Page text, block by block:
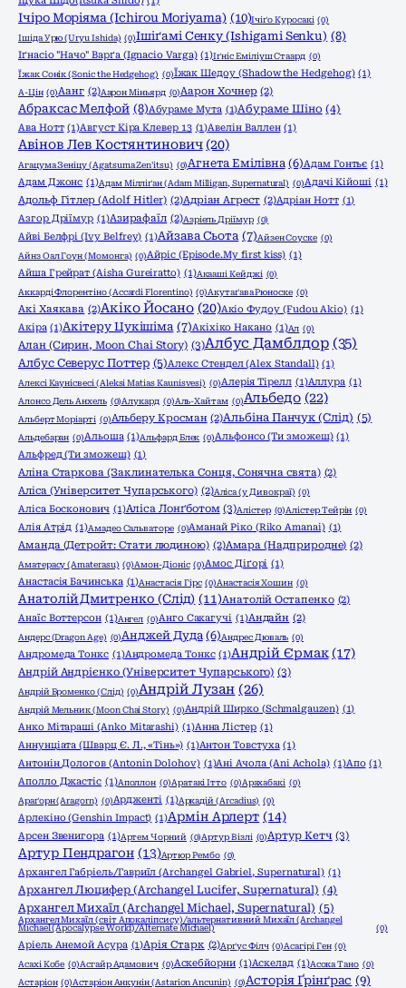
Ічіро Моріяма (Ichirou Moriyama) (10)Ічіґо Куросакі (0)
Ішіда Урю (Uryu Ishida) (0)Ішіґамі Сенку (Ishigami Senku) (8)
Іґнасіо "Начо" Варґа (Ignacio Varga) (1)Іґніс Еміліуш Стаард (0)
Їжак Сонік (Sonic the Hedgehog) (0)Їжак Шедоу (Shadow the Hedgehog) (1)
А-Цін (0)Аанг (2)Аарон Міньярд (0)Аарон Хочнер (2)
Абраксас Мелфой (8)Абураме Мута (1)Абураме Шіно (4)
Ава Нотт (1)Август Кіра Клевер 13 (1)Авелін Валлен (1)
Авінов Лев Костянтинович (20)
Агацума Зеніцу (Agatsuma Zen'itsu) (0)Агнета Емілівна (6)Адам Гонтьє (1)
Адам Джонс (1)Адам Мілліґан (Adam Milligan, Supernatural) (0)Адачі Кійоші (1)
Адольф Гітлер (Adolf Hitler) (2)Адріан Агрест (2)Адріан Нотт (1)
Азгор Дріїмур (1)Азирафаїл (2)Азріель Дріїмур (0)
Айві Белфрі (Ivy Belfrey) (1)Айзава Сьота (7)Айзен Соуске (0)
Айнз Оал Гоун (Момонга) (0)Айріс (Episode.My first kiss) (1)
Айша Грейрат (Aisha Gureiratto) (1)Акааші Кейджі (0)
Аккарді Флорентіно (Accardi Florentino) (0)Акутаґава Рюноске (0)
Акі Хаякава (2)Акіко Йосано (20)Акіо Фудоу (Fudou Akio) (1)
Акіра (1)Акітеру Цукішіма (7)Акіхіко Накано (1)Ал (0)
Алан (Сирин, Moon Chai Story) (3)Албус Дамблдор (35)
Албус Северус Поттер (5)Алекс Стендел (Alex Standall) (1)
Алексі Каунісвесі (Aleksi Matias Kaunisvesi) (0)Алерія Тірелл (1)Аллура (1)
Алонсо Дель Анхель (0)Алукард (0)Аль-Хайтам (0)Альбедо (22)
Альберт Моріарті (0)Альберу Кросман (2)Альбіна Панчук (Слід) (5)
Альдебаран (0)Альоша (1)Альфард Блек (0)Альфонсо (Ти зможеш) (1)
Альфред (Ти зможеш) (1)
Аліна Старкова (Заклинателька Сонця, Сонячна свята) (2)
Аліса (Університет Чупарського) (2)Аліса (у Дивокраї) (0)
Аліса Босконович (1)Аліса Лонґботом (3)Алістер (0)Алістер Тейрін (0)
Алія Атрід (1)Амадео Сальваторе (0)Аманай Ріко (Riko Amanai) (1)
Аманда (Детройт: Стати людиною) (2)Амара (Надприродне) (2)
Аматерасу (Amaterasu) (0)Амон-Діоніс (0)Амос Діґорі (1)
Анастасія Бачинська (1)Анастасія Гірс (0)Анастасія Хошин (0)
Анатолій Дмитренко (Слід) (11)Анатолій Остапенко (2)
Анаїс Воттерсон (1)Ангел (0)Анго Сакагучі (1)Андайн (2)
Андерс (Dragon Age) (0)Анджей Дуда (6)Андрес Дюваль (0)
Андромеда Тонкс (1)Андромеда Тонкс (1)Андрій Єрмак (17)
Андрій Андрієнко (Університет Чупарського) (3)
Андрій Броменко (Слід) (0)Андрій Лузан (26)
Андрій Мельник (Moon Chai Story) (0)Андрій Ширко (Schmalgauzen) (1)
Анко Мітараші (Anko Mitarashi) (1)Анна Лістер (1)
Аннунціата (Шварц Є. Л., «Тінь») (1)Антон Товстуха (1)
Антонін Дологов (Antonin Dolohov) (1)Ані Ачола (Ani Achola) (1)Апо (1)
Аполло Джастіс (1)Аполлон (0)Аратакі Ітто (0)Арахабакі (0)
Араґорн (Aragorn) (0)Ардженті (1)Аркадій (Arcadius) (0)
Арлекіно (Genshin Impact) (1)Армін Арлерт (14)
Арсен Звенигора (1)Артем Чорний (0)Артур Візлі (0)Артур Кетч (3)
Артур Пендрагон (13)Артюр Рембо (0)
Архангел Габріель/Гавриїл (Archangel Gabriel, Supernatural) (1)
Архангел Люцифер (Archangel Lucifer, Supernatural) (4)
Архангел Михаїл (Archangel Michael, Supernatural) (5)
Архангел Михаїл (світ Апокаліпсису)/альтернативний Михаїл (Archangel
Michael (Apocalypse World)/Alternate Michael)
(0)
Аріель Анемой Асура (1)Арія Старк (2)Арґус Філч (0)Асагірі Ген (0)
Асахі Кобе (0)Асгайр Адамович (0)Аскебйорни (1)Аскелад (1)Асока Тано (0)
Астаріон (0)Астаріон Анкунін (Astarion Ancunin) (0)Асторія Ґрінґрас (9)